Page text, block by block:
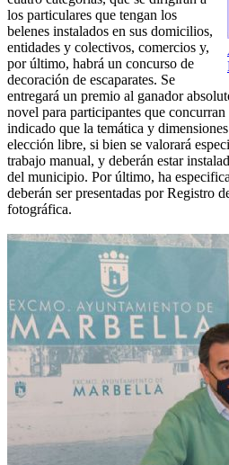
los particulares que tengan los
belenes instalados en sus domicilios,
entidades y colectivos, comercios y,
por último, habrá un concurso de
decoración de escaparates. Se
entregará un premio al ganador
novel para participantes que
indicado que la temática y
elección libre, si bien se valorará
trabajo manual, y deberán estar
del municipio. Por último, ha
deberán ser presentadas por Registro
fotográfica.